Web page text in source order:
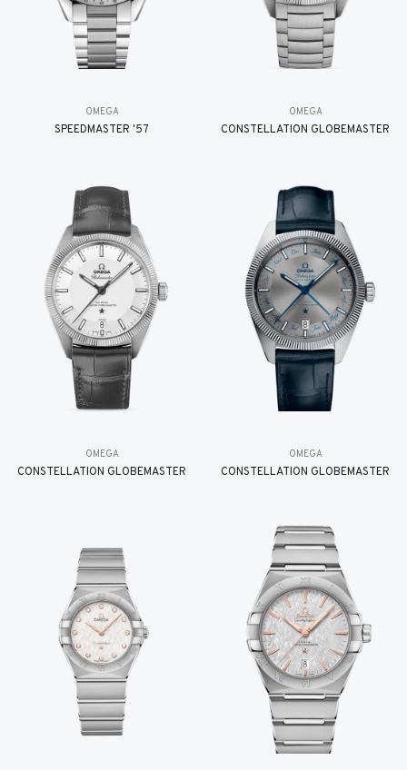
OMEGA
SPEEDMASTER '57
OMEGA
CONSTELLATION GLOBEMASTER
OMEGA
CONSTELLATION GLOBEMASTER
OMEGA
CONSTELLATION GLOBEMASTER